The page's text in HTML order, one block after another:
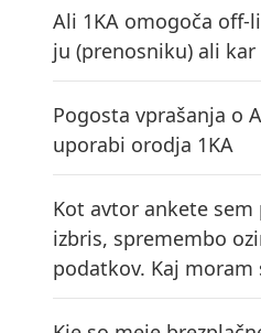
Ali 1KA omogoča off-
ju (prenosniku) ali kar
Pogosta vprašanja o
uporabi orodja 1KA
Kot avtor ankete sem
izbris, spremembo
podatkov. Kaj